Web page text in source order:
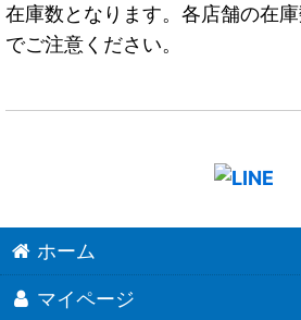
在庫数となります。各店舗の在
でご注意ください。
ホーム
マイページ